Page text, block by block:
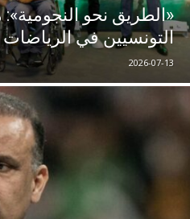
«الطريق نحو
التونسيين في الرياضات
2026-07-13